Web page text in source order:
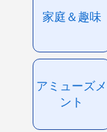
家庭＆趣味
アミューズメ
ント